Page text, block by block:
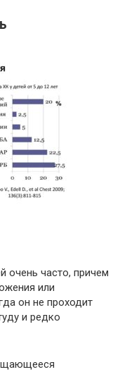
очень часто, причем
или
он не проходит
и редко